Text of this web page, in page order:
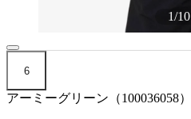
1/10
6
アーミーグリーン（100036058）